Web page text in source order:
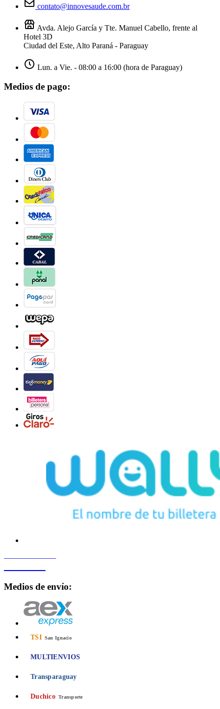
contato@innovesaude.com.br
Avda. Alejo García y Tte. Manuel Cabello, frente al
Hotel 3D
Ciudad del Este, Alto Paraná - Paraguay
Lun. a Vie. - 08:00 a 16:00 (hora de Paraguay)
Medios de pago:
Medios de envío:
TSI San Ignacio
MULTIENVIOS
Transparaguay
Duchico Transporte